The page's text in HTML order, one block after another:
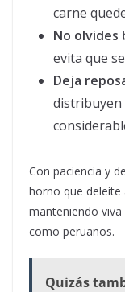
carne
No olvides
evita que
Deja
distribuyen
Con paciencia y
horno que
manteniendo
como peruanos.
Quizás